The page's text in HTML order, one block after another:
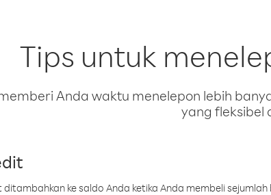
Tips untuk
Anda waktu menelepon lebih
yang fleksibel
ditambahkan ke saldo Anda ketika Anda membeli